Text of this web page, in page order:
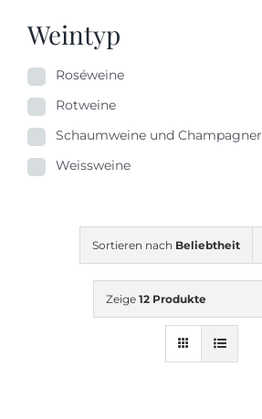
Sortieren nach Beliebtheit
Zeige 12 Produkte
Weintyp
Roséweine
Rotweine
Schaumweine und Champagner
Weissweine